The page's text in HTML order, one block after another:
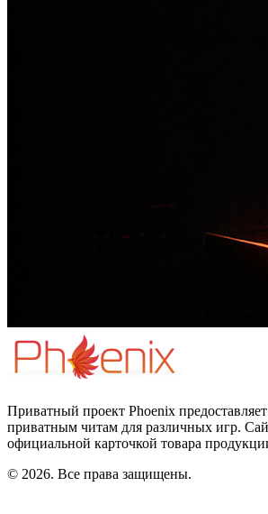
Приватный проект Phoenix
приватным читам для различных игр.
официальной карточкой товара
© 2026. Все права защищены.